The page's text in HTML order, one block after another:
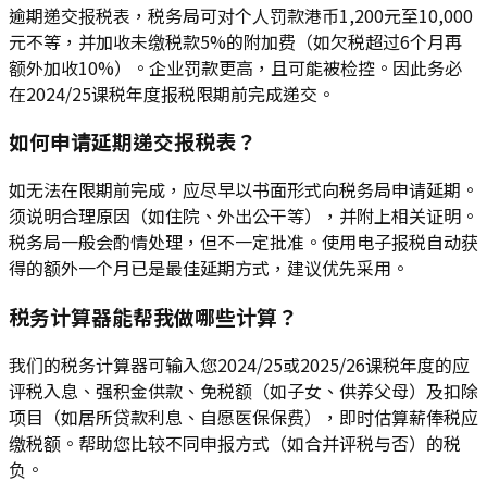
逾期递交报税表，税务局可对个人罚款港币1,200元至10,000
元不等，并加收未缴税款5%的附加费（如欠税超过6个月再
额外加收10%）。企业罚款更高，且可能被检控。因此务必
在2024/25课税年度报税限期前完成递交。
如何申请延期递交报税表？
如无法在限期前完成，应尽早以书面形式向税务局申请延期。
须说明合理原因（如住院、外出公干等），并附上相关证明。
税务局一般会酌情处理，但不一定批准。使用电子报税自动获
得的额外一个月已是最佳延期方式，建议优先采用。
税务计算器能帮我做哪些计算？
我们的税务计算器可输入您2024/25或2025/26课税年度的应
评税入息、强积金供款、免税额（如子女、供养父母）及扣除
项目（如居所贷款利息、自愿医保保费），即时估算薪俸税应
缴税额。帮助您比较不同申报方式（如合并评税与否）的税
负。